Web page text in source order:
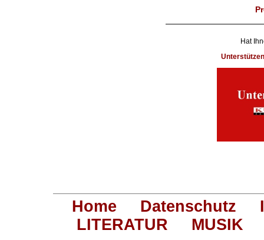
Hat
Home Datenschutz
LITERATUR
MUSIK